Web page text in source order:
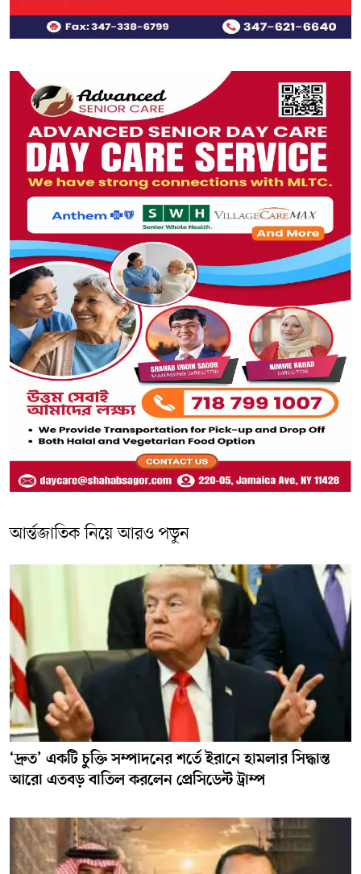
আর্ন্তজাতিক নিয়ে আরও পড়ুন
‘দ্রুত’ একটি চুক্তি সম্পাদনের শর্তে ইরানে হামলার সিদ্ধান্ত
আরো এতবড় বাতিল করলেন প্রেসিডেন্ট ট্রাম্প